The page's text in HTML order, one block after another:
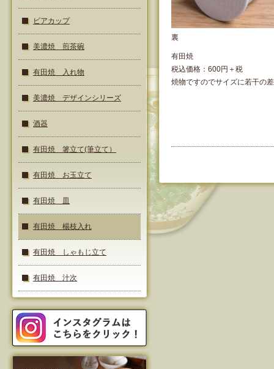
裏
有田焼
税込価格：600円＋税
焼物ですのでサイズに若干の
ビアカップ
美濃焼 煎茶碗
有田焼 入れ物
美濃焼 デザインシリーズ
酒器
有田焼 箸立て(筆立て）
有田焼 お玉立て
有田焼 皿
有田焼 楊枝入れ
有田焼 しゃもじ立て
有田焼 汁次